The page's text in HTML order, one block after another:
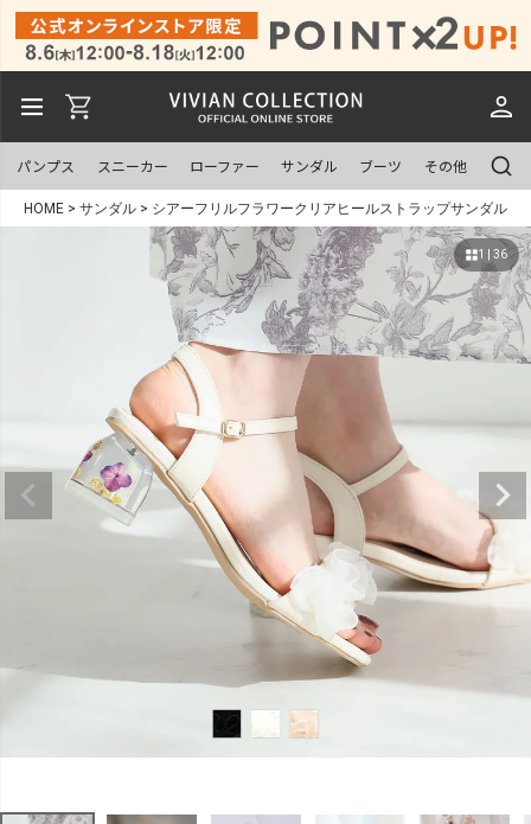
パンプス スニーカー ローファー サンダル ブーツ その他
HOME サンダル シアーフリルフラワークリアヒールストラップサンダル
1 | 36